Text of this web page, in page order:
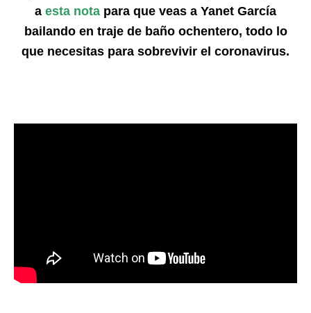
a esta nota para que veas a Yanet García
bailando en traje de baño ochentero, todo lo
que necesitas para sobrevivir el coronavirus.